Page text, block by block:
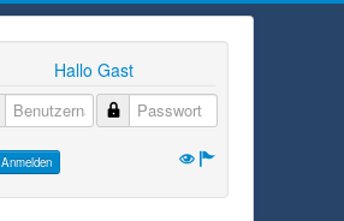
Hallo Gast
Benutzername
Passwort
Anmelden